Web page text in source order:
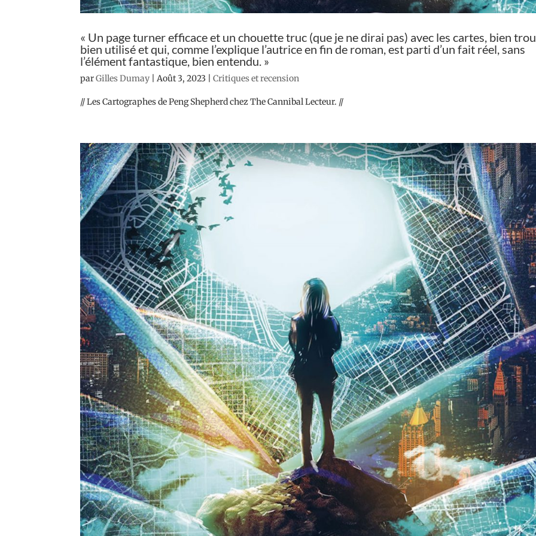
« Un page turner efficace et un chouette truc (que je ne dirai pas) avec les cartes, bien
bien utilisé et qui, comme l’explique l’autrice en fin de roman, est parti d’un fait réel, sans
l’élément fantastique, bien entendu. »
parGilles Dumay |Août 3, 2023 |Critiques et recension
// Les Cartographes de Peng Shepherd chez The Cannibal Lecteur. //